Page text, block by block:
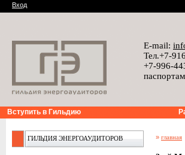
Вход
E-mail:
Тел.+7-
+7-996-
Вступить в Гильдию
ГИЛЬДИЯ ЭНЕРГОАУДИТОРОВ » главная